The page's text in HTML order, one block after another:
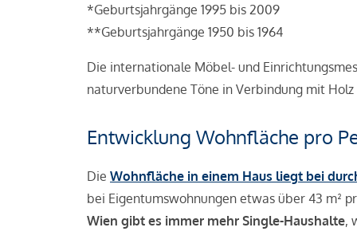
*Geburtsjahrgänge 1995 bis 2009
**Geburtsjahrgänge 1950 bis 1964
Die internationale Möbel- und
naturverbundene Töne in Verbindung mit
Entwicklung Wohnfläche pro
Die Wohnfläche in einem Haus liegt bei
bei Eigentumswohnungen etwas über 43 m²
Wien gibt es immer mehr Single-Haushalte,